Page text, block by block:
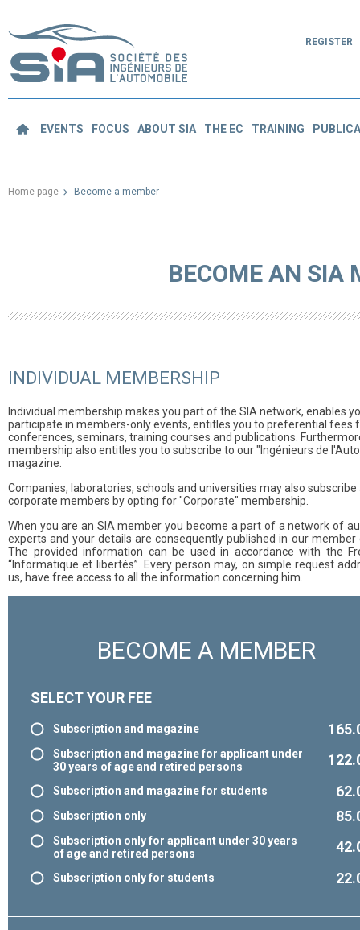
REGISTER
EVENTS FOCUS ABOUT SIA THE EC TRAINING
Home page Become a member
BECOME AN SIA
INDIVIDUAL MEMBERSHIP
Individual membership makes you part of the SIA network, enables
participate in members-only events, entitles you to preferential fees
conferences, seminars, training courses and publications.
membership also entitles you to subscribe to our "Ingénieurs de
magazine.
Companies, laboratories, schools and universities may also subscribe
corporate members by opting for "Corporate" membership.
When you are an SIA member you become a part of a network of
experts and your details are consequently published in our member
The provided information can be used in accordance with the
“Informatique et libertés”. Every person may, on simple request
us, have free access to all the information concerning him.
BECOME A MEMBER
SELECT YOUR FEE
Subscription and magazine
Subscription and magazine for applicant under
30 years of age and retired persons
Subscription and magazine for students
Subscription only
Subscription only for applicant under 30 years
of age and retired persons
Subscription only for students